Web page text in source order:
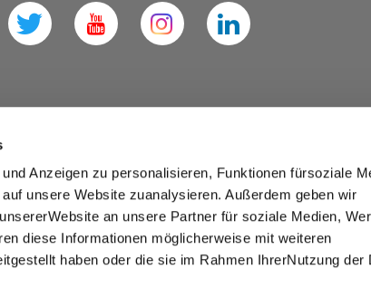
Anzeigen zu personalisieren, Funktionen fürsoziale
unsere Website zuanalysieren. Außerdem geben wir
an unsere Partner für soziale Medien,
diese Informationen möglicherweise mit weiteren
haben oder die sie im Rahmen IhrerNutzung der
Social Media
Business